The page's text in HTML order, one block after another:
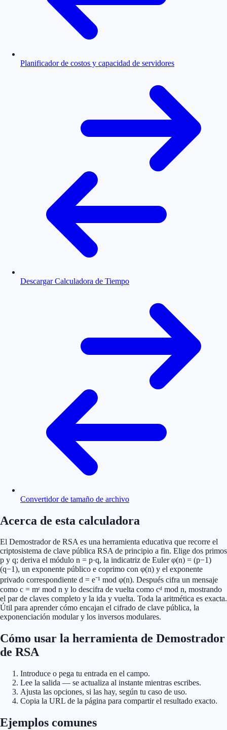
Planificador de costos y capacidad de servidores
Descargar Calculadora de Tiempo
Convertidor de tamaño de archivo
Acerca de esta calculadora
El Demostrador de RSA es una herramienta educativa que recorre el
criptosistema de clave pública RSA de principio a fin. Elige dos primos
p y q; deriva el módulo n = p·q, la indicatriz de Euler φ(n) = (p−1)
(q−1), un exponente público e coprimo con φ(n) y el exponente
privado correspondiente d = e⁻¹ mod φ(n). Después cifra un mensaje
como c = mᵉ mod n y lo descifra de vuelta como cᵈ mod n, mostrando
el par de claves completo y la ida y vuelta. Toda la aritmética es exacta.
Útil para aprender cómo encajan el cifrado de clave pública, la
exponenciación modular y los inversos modulares.
Cómo usar la herramienta de Demostrador
de RSA
Introduce o pega tu entrada en el campo.
Lee la salida — se actualiza al instante mientras escribes.
Ajusta las opciones, si las hay, según tu caso de uso.
Copia la URL de la página para compartir el resultado exacto.
Ejemplos comunes